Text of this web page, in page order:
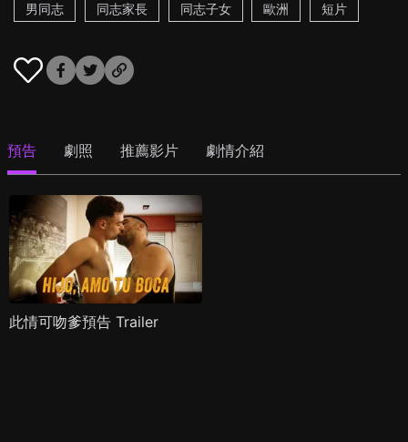
男同志
同志家長 同志子女 歐洲 短片
預告 劇照 推薦影片 劇情介紹
此情可吻爹預告 Trailer